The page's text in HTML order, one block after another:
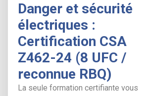
Danger et sécurité
électriques :
Certification CSA
Z462-24 (8 UFC /
reconnue RBQ)
La seule formation certifiante vous